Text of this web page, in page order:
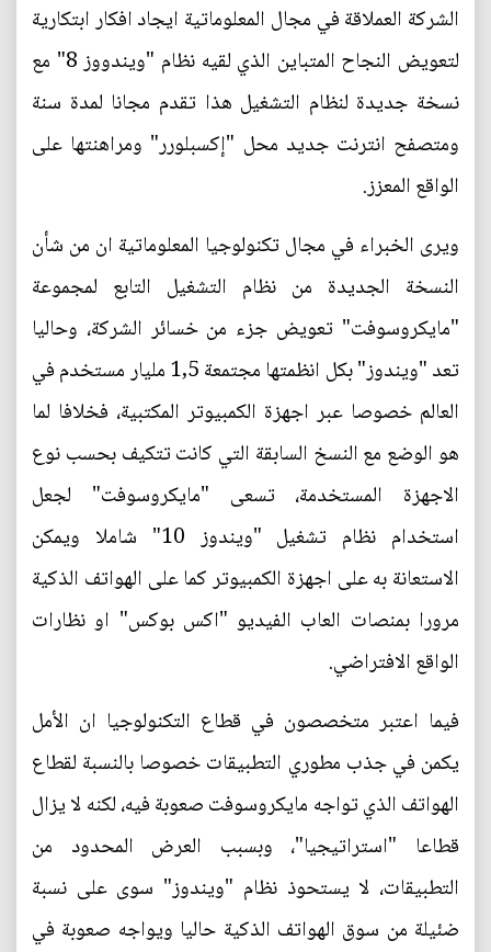
الشركة العملاقة في مجال المعلوماتية ايجاد افكار ابتكارية
لتعويض النجاح المتباين الذي لقيه نظام "ويندووز 8" مع
نسخة جديدة لنظام التشغيل هذا تقدم مجانا لمدة سنة
ومتصفح انترنت جديد محل "إكسبلورر" ومراهنتها على
الواقع المعزز.
ويرى الخبراء في مجال تكنولوجيا المعلوماتية ان من شأن
النسخة الجديدة من نظام التشغيل التابع لمجموعة
"مايكروسوفت" تعويض جزء من خسائر الشركة، وحاليا
تعد "ويندوز" بكل انظمتها مجتمعة 1,5 مليار مستخدم في
العالم خصوصا عبر اجهزة الكمبيوتر المكتبية، فخلافا لما
هو الوضع مع النسخ السابقة التي كانت تتكيف بحسب نوع
الاجهزة المستخدمة، تسعى "مايكروسوفت" لجعل
استخدام نظام تشغيل "ويندوز 10" شاملا ويمكن
الاستعانة به على اجهزة الكمبيوتر كما على الهواتف الذكية
مرورا بمنصات العاب الفيديو "اكس بوكس" او نظارات
الواقع الافتراضي.
فيما اعتبر متخصصون في قطاع التكنولوجيا ان الأمل
يكمن في جذب مطوري التطبيقات خصوصا بالنسبة لقطاع
الهواتف الذي تواجه مايكروسوفت صعوبة فيه، لكنه لا يزال
قطاعا "استراتيجيا"، وبسبب العرض المحدود من
التطبيقات، لا يستحوذ نظام "ويندوز" سوى على نسبة
ضئيلة من سوق الهواتف الذكية حاليا ويواجه صعوبة في